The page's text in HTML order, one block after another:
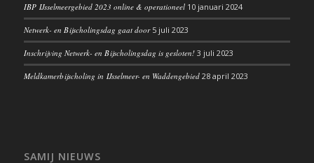
IBP IJsselmeergebied 2023 online & operationeel 10 januari 2024
Netwerk- en Bijscholingsdag gaat door 5 juli 2023
Inschrijving Netwerk- en Bijscholingsdag is gesloten! 3 juli 2023
Meldkamerbijscholing in IJsselmeer- en Waddengebied 28 april 2023
SAMIJ NIEUWS